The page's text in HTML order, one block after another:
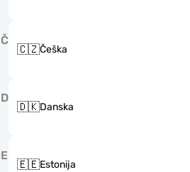
Č
🇨🇿Češka
D
🇩🇰Danska
E
🇪🇪Estonija